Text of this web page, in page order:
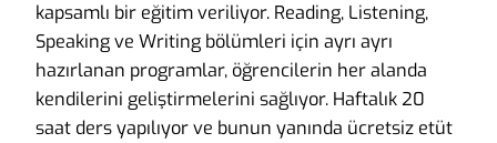
kapsamlı bir eğitim veriliyor. Reading, Listening,
Speaking ve Writing bölümleri için ayrı ayrı
hazırlanan programlar, öğrencilerin her alanda
kendilerini geliştirmelerini sağlıyor. Haftalık 20
saat ders yapılıyor ve bunun yanında ücretsiz etüt